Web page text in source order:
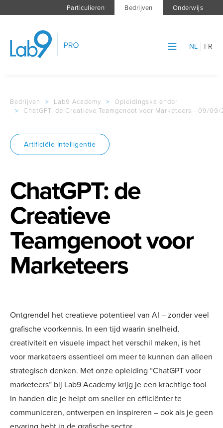
Particulieren Bedrijven Onderwijs
NL FR
Bedrijven > Lab9 Academy >
Opleidingskalender
>
ChatGPT: de Creatieve Teamgenoot voor Marketeers - 09/
Artificiële Intelligentie
ChatGPT: de
Creatieve
Teamgenoot voor
Marketeers
Ontgrendel het creatieve potentieel van AI – zonder veel
grafische voorkennis. In een tijd waarin snelheid,
creativiteit en visuele impact het verschil maken, is het
voor marketeers essentieel om meer te kunnen dan alleen
strategisch denken. Met onze opleiding “ChatGPT voor
marketeers” bij Lab9 Academy krijg je een krachtige tool
in handen die je helpt om sneller en efficiënter te
communiceren, ontwerpen en inspireren – ook als je geen